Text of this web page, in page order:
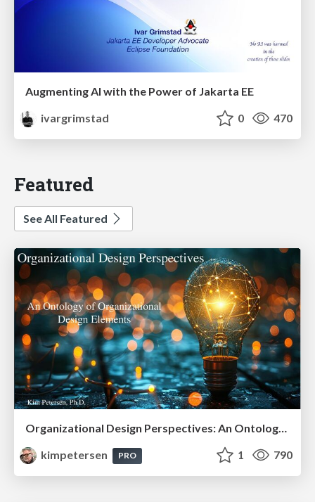
Augmenting AI with the Power of Jakarta EE
ivargrimstad
0 470
Featured
See All Featured
Organizational Design Perspectives: An Ontology of Organizational Design Elements
kimpetersen
PRO 1 790